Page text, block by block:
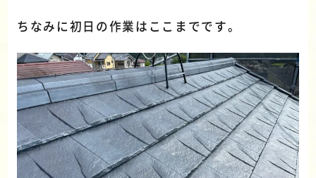
ちなみに初日の作業はここまでです。